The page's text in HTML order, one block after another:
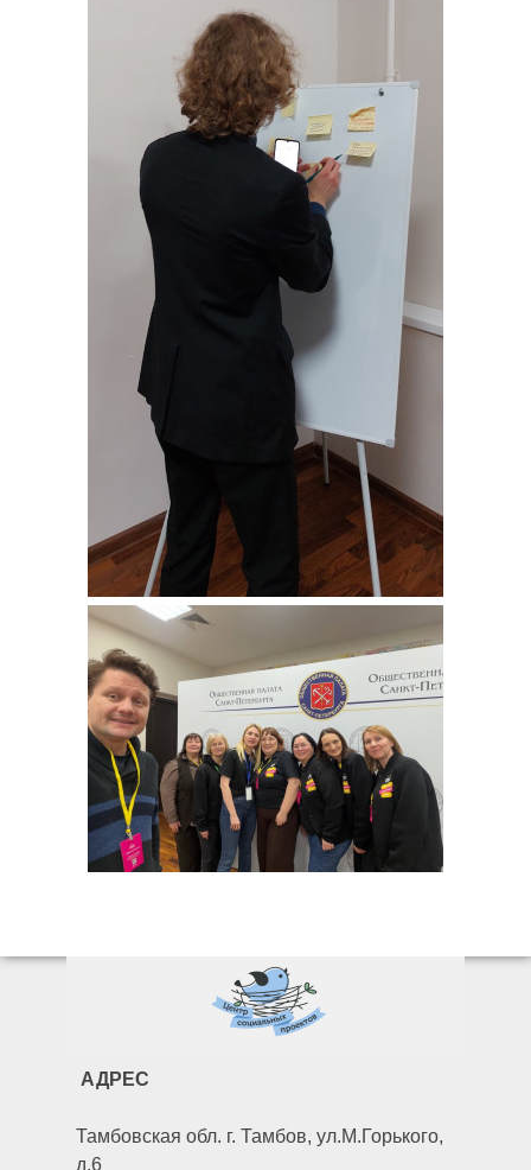
АДРЕС
Тамбовская обл. г. Тамбов, ул.М.Горького,
д.6